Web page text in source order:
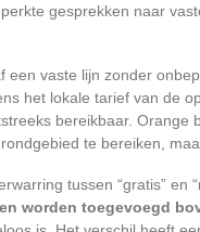
gesprekken naar
een vaste lijn zonder
het lokale tarief van de
bereikbaar. Orange
te bereiken,
tussen “gratis” en
worden toegevoegd